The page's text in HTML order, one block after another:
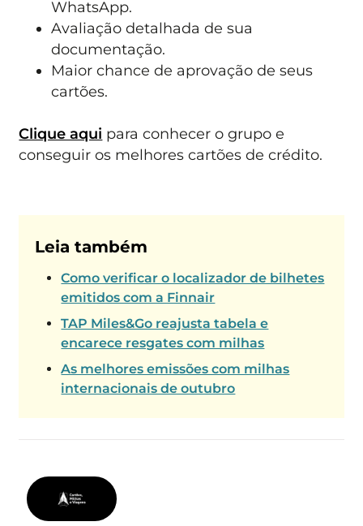
WhatsApp.
Avaliação detalhada de sua
documentação.
Maior chance de aprovação de seus
cartões.
Clique aqui para conhecer o grupo e
conseguir os melhores cartões de crédito.
Leia também
Como verificar o localizador de bilhetes
emitidos com a Finnair
TAP Miles&Go reajusta tabela e
encarece resgates com milhas
As melhores emissões com milhas
internacionais de outubro